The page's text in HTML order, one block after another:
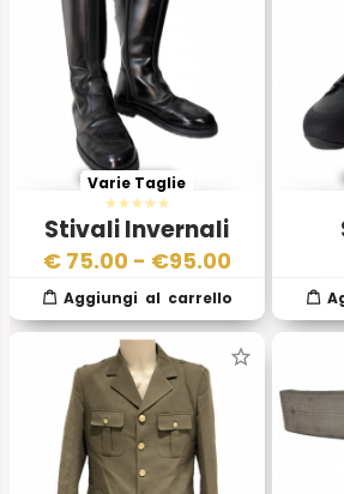
Stivali Invernali
Motomontati –
Polizia Italiana
Varie Taglie
€ 75.00 - €95.00